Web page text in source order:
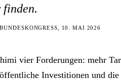
finden.
10. MAI 2026
vier Forderungen: mehr
Investitionen und